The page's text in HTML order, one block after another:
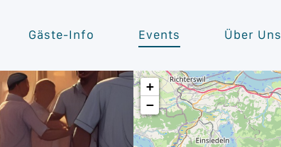
Gäste-Info Events Über Uns
+
−